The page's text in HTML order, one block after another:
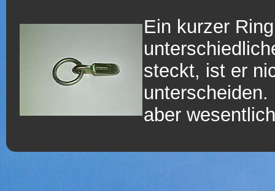
Ein kurzer
steckt, ist er
aber